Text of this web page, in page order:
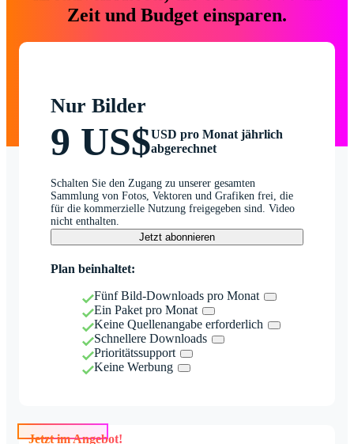
Zeit und Budget einsparen.
Nur Bilder
9 US$USD pro Monat jährlich
abgerechnet
Schalten Sie den Zugang zu unserer gesamten
Sammlung von Fotos, Vektoren und Grafiken frei, die
für die kommerzielle Nutzung freigegeben sind. Video
nicht enthalten.
Jetzt abonnieren
Plan beinhaltet:
Fünf Bild-Downloads pro Monat
Ein Paket pro Monat
Keine Quellenangabe erforderlich
Schnellere Downloads
Prioritätssupport
Keine Werbung
Jetzt im Angebot!